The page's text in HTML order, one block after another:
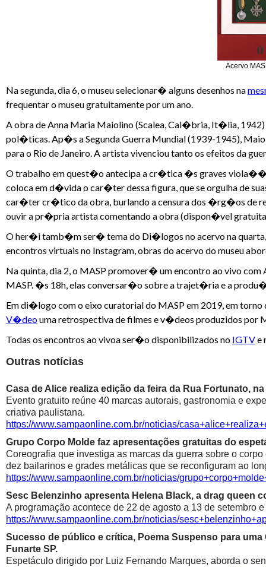
Acervo
Na segunda, dia 6, o museu selecionar� alguns desenhos na
frequentar o museu gratuitamente por um ano.
A obra de Anna Maria Maiolino (Scalea, Cal�bria, It�lia,
pol�ticas. Ap�s a Segunda Guerra Mundial (1939-1945),
para o Rio de Janeiro. A artista vivenciou tanto os efeitos da
O trabalho em quest�o antecipa a cr�tica �s graves
coloca em d�vida o car�ter dessa figura, que se orgulha de
car�ter cr�tico da obra, burlando a censura dos �rg�os de
ouvir a pr�pria artista comentando a obra (dispon�vel
O her�i tamb�m ser� tema do Di�logos no acervo na quarta,
encontros virtuais no Instagram, obras do acervo do museu
Na quinta, dia 2, o MASP promover� um encontro ao vivo
MASP. �s 18h, elas conversar�o sobre a trajet�ria e a
Em di�logo com o eixo curatorial do MASP em 2019, em
V�deouma retrospectiva de filmes e v�deos produzidos por
Todas os encontros ao vivoa ser�o disponibilizados no IGTVe
Outras notícias
Casa de Alice realiza edição da feira da Rua Fortunato,
Evento gratuito reúne 40 marcas autorais, gastronomia e
criativa paulistana.
https://www.sampaonline.com.br/noticias/
Grupo Corpo Molde faz apresentações gratuitas do
Coreografia que investiga as marcas da guerra sobre o
dez bailarinos e grades metálicas que se reconfiguram ao
https://www.sampaonline.com.br/noticias/
Sesc Belenzinho apresenta Helena Black, a drag queen
A programação acontece de 22 de agosto a 13 de setembro
https://www.sampaonline.com.br/noticias/
Sucesso de público e crítica, Poema Suspenso para
Funarte SP.
Espetáculo dirigido por Luiz Fernando Marques, aborda o